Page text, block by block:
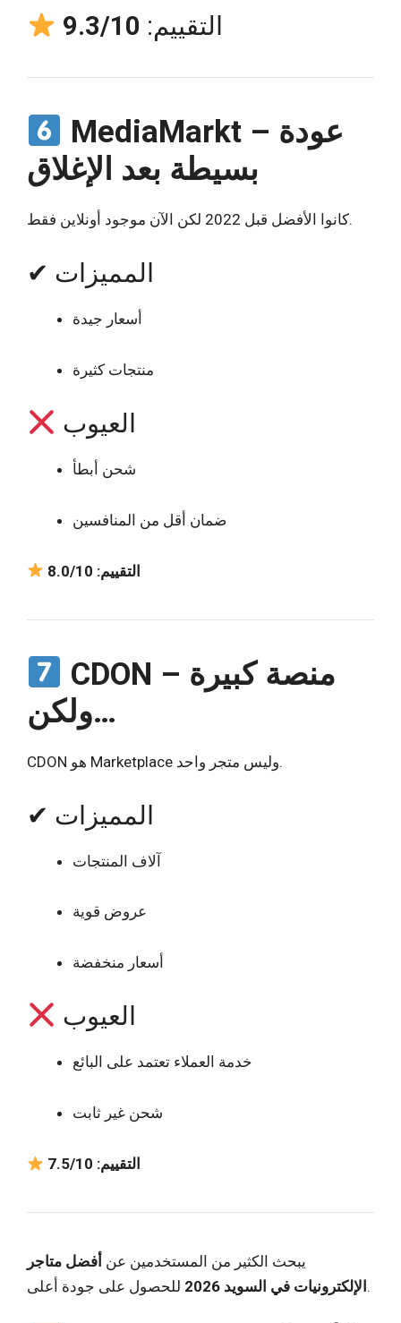
التقييم: 9.3/10
MediaMarkt – عودة
بسيطة بعد الإغلاق
كانوا الأفضل قبل 2022 لكن الآن موجود أونلاين فقط.
✔ المميزات
أسعار جيدة
منتجات كثيرة
العيوب
شحن أبطأ
ضمان أقل من المنافسين
التقييم: 8.0/10
CDON – منصة كبيرة
ولكن…
CDON هو Marketplace وليس متجر واحد.
✔ المميزات
آلاف المنتجات
عروض قوية
أسعار منخفضة
العيوب
خدمة العملاء تعتمد على البائع
شحن غير ثابت
التقييم: 7.5/10
يبحث الكثير من المستخدمين عن أفضل متاجر
الإلكترونيات في السويد 2026 للحصول على جودة أعلى.